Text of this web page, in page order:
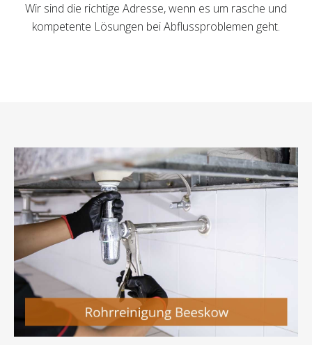
Wir sind die richtige Adresse, wenn es um rasche und
kompetente Lösungen bei Abflussproblemen geht.